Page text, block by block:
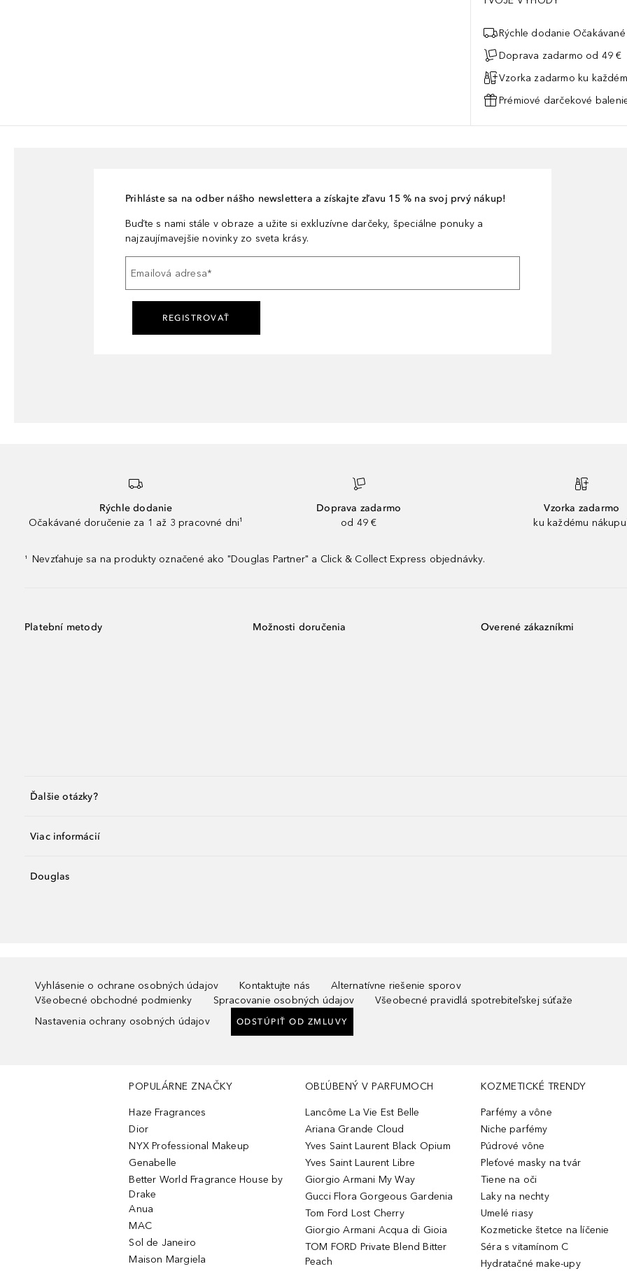
Rýchle dodanie
Doprava zadarmo od 49 €
Vzorka zadarmo ku
Prémiové darčekové
Prihláste sa na odber nášho newslettera a získajte zľavu 15 % na svoj prvý nákup!
Buďte s nami stále v obraze a užite si exkluzívne darčeky, špeciálne ponuky a
najzaujímavejšie novinky zo sveta krásy.
Emailová adresa*
REGISTROVAŤ
Rýchle dodanie
Očakávané doručenie za 1 až 3 pracovné dni¹
Doprava zadarmo
od 49 €
Vzorka zadarmo
ku každému
¹ Nevzťahuje sa na produkty označené ako "Douglas Partner" a Click & Collect Express objednávky.
Platební metody Možnosti doručenia Overené zákazníkmi
Ďalšie otázky?
Viac informácií
Douglas
Vyhlásenie o ochrane osobných údajov Kontaktujte nás
Alternatívne riešenie sporov
Všeobecné obchodné podmienky
Spracovanie osobných údajov
Všeobecné pravidlá spotrebiteľskej súťaže
Nastavenia ochrany osobných údajov
ODSTÚPIŤ OD ZMLUVY
POPULÁRNE ZNAČKY
Haze Fragrances
Dior
NYX Professional Makeup
Genabelle
Better World Fragrance House by
Drake
Anua
MAC
Sol de Janeiro
Maison Margiela
OBĽÚBENÝ V PARFUMOCH
Lancôme La Vie Est Belle
Ariana Grande Cloud
Yves Saint Laurent Black Opium
Yves Saint Laurent Libre
Giorgio Armani My Way
Gucci Flora Gorgeous Gardenia
Tom Ford Lost Cherry
Giorgio Armani Acqua di Gioia
TOM FORD Private Blend Bitter
Peach
KOZMETICKÉ TRENDY
Parfémy a vône
Niche parfémy
Púdrové vône
Pleťové masky na tvár
Tiene na oči
Laky na nechty
Umelé riasy
Kozmeticke štetce na líčenie
Séra s vitamínom C
Hydratačné make-upy